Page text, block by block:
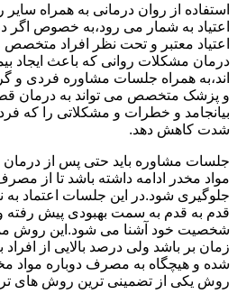
استفاده از روان درمانی به همراه
اعتیاد به شمار می رود،به خصوص اگر
اعتیاد معتبر و تحت نظر افراد متخصص
درمان مشکلات روانی که باعث ایجاد
اند،به همراه جلسات مشاوره فردی
و پزشک متخصص می تواند به درمان
بیانجامد و خطرات و مشکلاتی را که فرد
شدت کاهش دهد.
جلسات مشاوره باید حتی پس از
مواد مخدر ادامه داشته باشد تا از
جلوگیری شود.در این جلسات اعتماد به
قدم به قدم به سمت بهبودی پیش رفته و
شخصیت خود آشنا می شود.این روش
زمان بر باشد ولی درصد بالایی از
شده و هیچگاه به مصرف دوباره مواد
روش یکی از تضمینی ترین روش های